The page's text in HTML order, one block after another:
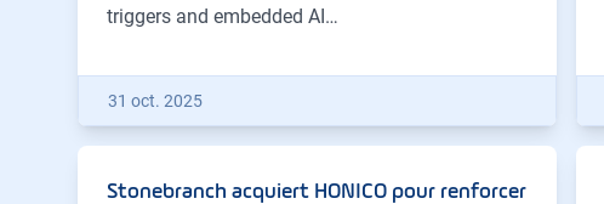
triggers and embedded AI…
31 oct. 2025
Stonebranch acquiert HONICO pour renforcer